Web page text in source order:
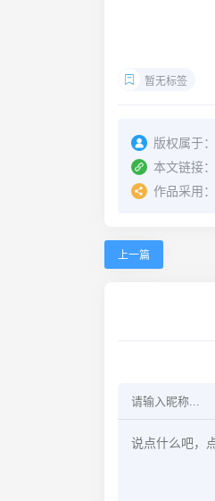
暂无标签
版权属于：
本文链接：
作品采用：
上一篇